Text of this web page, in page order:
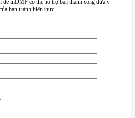
inDMP có thể hỗ trợ bạn thành công đưa ý
bạn thành hiện thực.